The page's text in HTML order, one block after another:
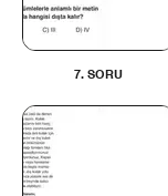
7. SORU